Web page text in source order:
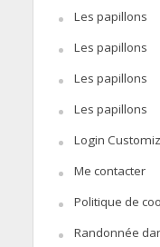
Les papillons
Les papillons
Les papillons
Les papillons
Login
Me contacter
Politique de
Randonnée